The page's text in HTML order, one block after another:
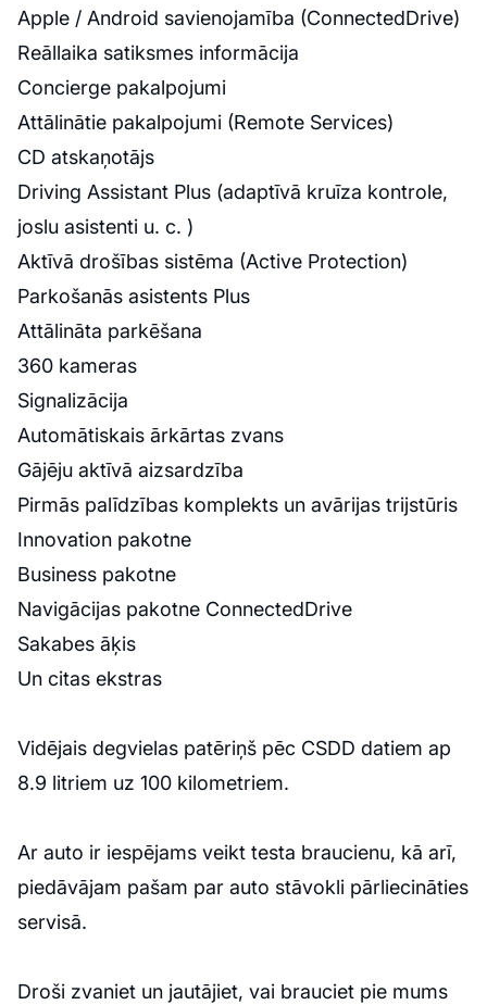
Apple / Android savienojamība (ConnectedDrive)
Reāllaika satiksmes informācija
Concierge pakalpojumi
Attālinātie pakalpojumi (Remote Services)
CD atskaņotājs
Driving Assistant Plus (adaptīvā kruīza kontrole,
joslu asistenti u. c. )
Aktīvā drošības sistēma (Active Protection)
Parkošanās asistents Plus
Attālināta parkēšana
360 kameras
Signalizācija
Automātiskais ārkārtas zvans
Gājēju aktīvā aizsardzība
Pirmās palīdzības komplekts un avārijas trijstūris
Innovation pakotne
Business pakotne
Navigācijas pakotne ConnectedDrive
Sakabes āķis
Un citas ekstras
Vidējais degvielas patēriņš pēc CSDD datiem ap
8.9 litriem uz 100 kilometriem.
Ar auto ir iespējams veikt testa braucienu, kā arī,
piedāvājam pašam par auto stāvokli pārliecināties
servisā.
Droši zvaniet un jautājiet, vai brauciet pie mums